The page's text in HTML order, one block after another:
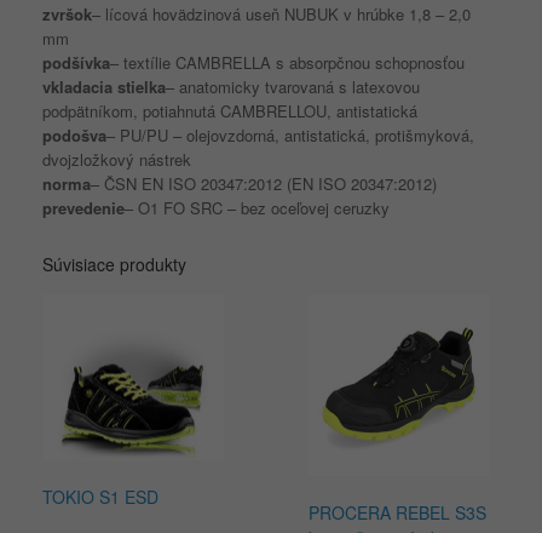
zvršok– lícová hovädzinová useň NUBUK v hrúbke 1,8 – 2,0
mm
podšívka– textílie CAMBRELLA s absorpčnou schopnosťou
vkladacia stielka– anatomicky tvarovaná s latexovou
podpätníkom, potiahnutá CAMBRELLOU, antistatická
podošva– PU/PU – olejovzdorná, antistatická, protišmyková,
dvojzložkový nástrek
norma– ČSN EN ISO 20347:2012 (EN ISO 20347:2012)
prevedenie– O1 FO SRC – bez oceľovej ceruzky
Súvisiace produkty
TOKIO S1 ESD
PROCERA REBEL S3S